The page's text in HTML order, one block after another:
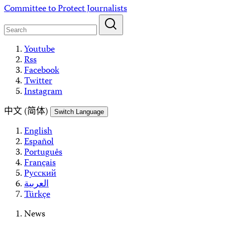
Skip
content
Committee to Protect Journalists
Youtube
Rss
Facebook
Twitter
Instagram
中文 (简体)
Switch Language
English
Español
Português
Français
Русский
العربية
Türkçe
News